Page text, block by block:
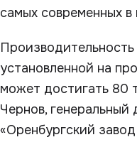
самых современных в
установленной на
может достигать 80
Чернов,
«Оренбургский